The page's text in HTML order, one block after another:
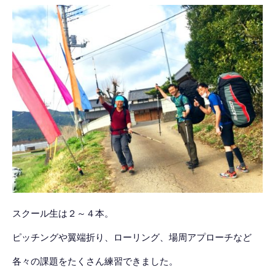
スクール生は２～４本。
ピッチングや翼端折り、ローリング、場周アプローチなど
各々の課題をたくさん練習できました。